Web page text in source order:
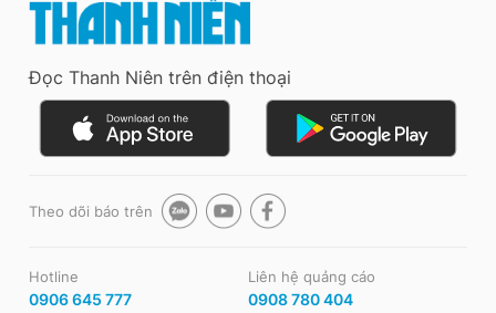
Đọc Thanh Niên trên điện thoại
Theo dõi báo trên
Hotline
0906 645 777
Liên hệ quảng cáo
0908 780 404